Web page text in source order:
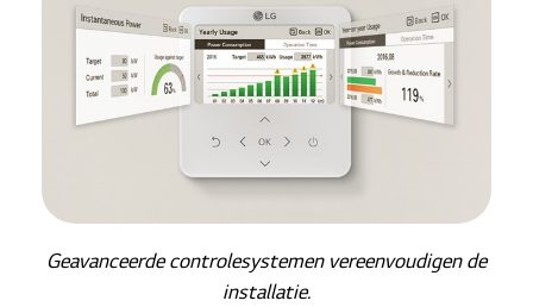
Geavanceerde controlesystemen vereenvoudigen de
installatie.